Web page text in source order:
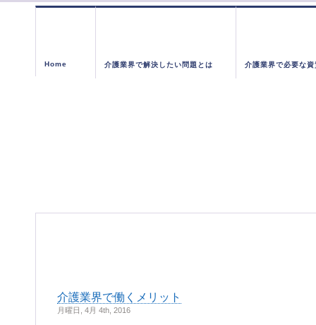
Home 介護業界で解決したい問題とは 介護業界で必要な
介護業界で働くメリット
月曜日, 4月 4th, 2016